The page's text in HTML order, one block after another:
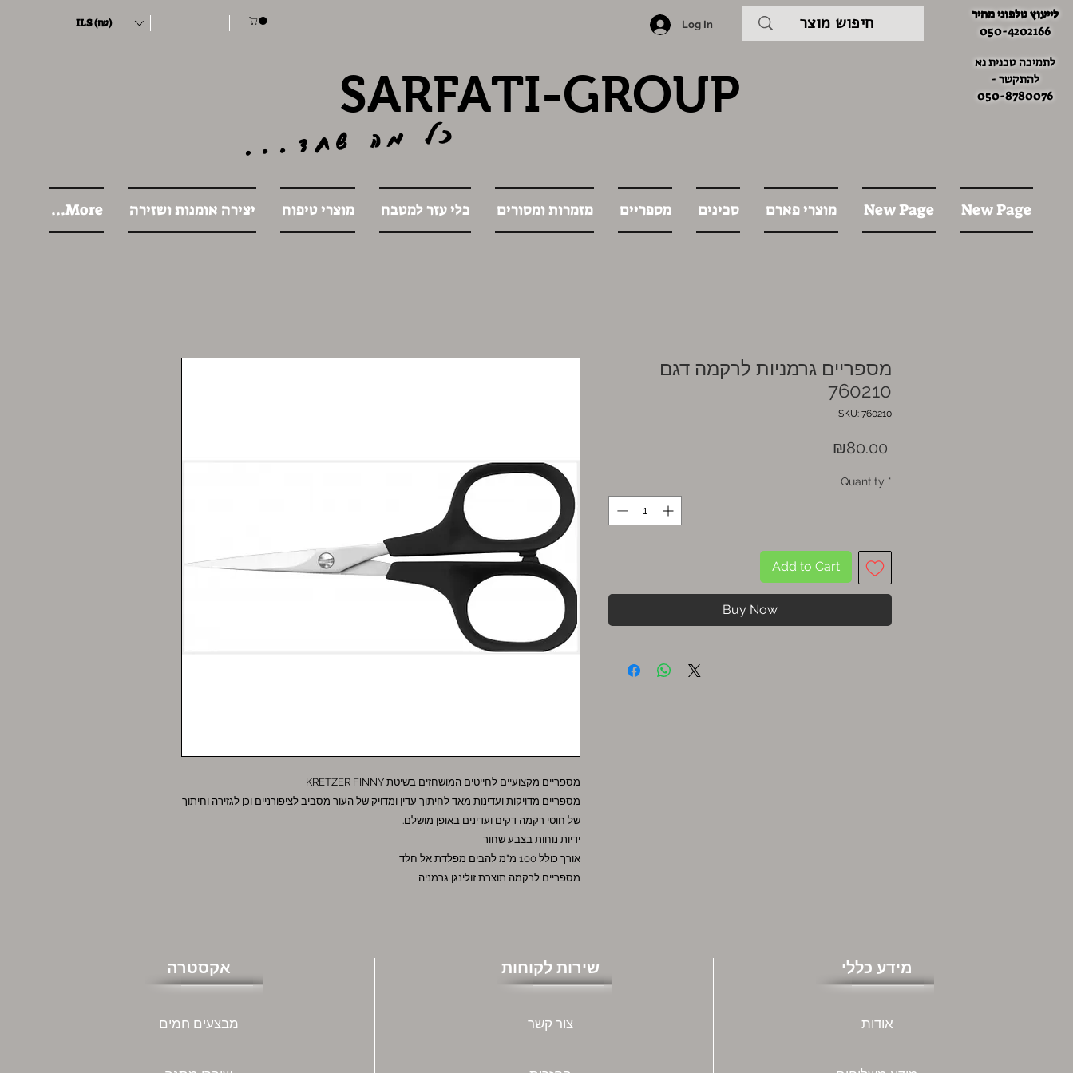
לייעוץ טלפוני מהיר
050-4202166
לתמיכה טכנית נא
להתקשר -
050-8780076
ILS (₪) Log In
SARFATI-GROUP
כל מה שחד...
New Page
New Page מוצרי פארם סכינים מספריים מזמרות ומסורים כלי עזר למטבח מוצרי טיפוח יצירה אומנות ושזירה More...
מספריים מקצועיים לחייטים המושחזים בשיטת KRETZER FINNY
מספריים מדויקות ועדינות מאד לחיתוך עדין ומדויק של העור מסביב לציפורניים וכן לגזירה וחיתוך
של חוטי רקמה דקים ועדינים באופן מושלם.
ידיות נוחות בצבע שחור
אורך כולל 100 מ"מ להבים מפלדת אל חלד
מספריים לרקמה תוצרת זולינגן גרמניה
מספריים גרמניות לרקמה דגם
760210
SKU: 760210
₪80.00
Quantity *
Add to Cart
Buy Now
אקסטרה
מבצעים חמים
שירות לקוחות
צור קשר
מידע כללי
אודות